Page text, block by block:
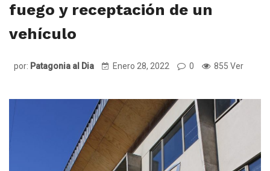
fuego y receptación de un
vehículo
por: Patagonia al Dia Enero 28, 2022 0 855 Ver